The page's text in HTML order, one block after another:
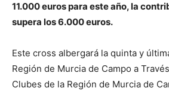
11.000 euros para este año, la
supera los 6.000 euros.
Este cross albergará la quinta y
Región de Murcia de Campo a
Clubes de la Región de Murcia de